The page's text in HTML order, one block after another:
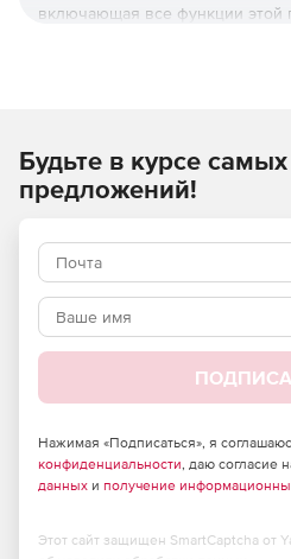
включающая все функции этой
Текстовый редактор UEStudio
разработчиков, системных
программистов Basic и просто
Благодаря высокой
редактирования текстов
UEStudio фактически является
Основные возможности
Разработка проектов/
конфигурации для более
компиляторов и
CVS и SVN, поддержка
Будьте в курсе
предложений!
Нажимая «Подписаться», я
конфиденциальности, даю согласие
данных и получение
Этот сайт защищен SmartCaptcha от